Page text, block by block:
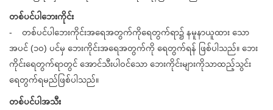
တစ်ပင်ပါဘေးကိုင်း
- တစ်ပင်ပါဘေးကိုင်းအရေအတွက်ကိုရေတွက်ရာ၌ နမူနာယူထား သော
အပင် (၁၀) ပင်မှ ဘေးကိုင်းအရေအတွက်ကို ရေတွက်ရန် ဖြစ်ပါသည်။ ဘေး
ကိုင်းရေတွက်ရာတွင် အောင်သီးပါဝင်သော ဘေးကိုင်းများကိုသာထည့်သွင်း
ရေတွက်ရမည်ဖြစ်ပါသည်။
တစ်ပင်ပါအသီး